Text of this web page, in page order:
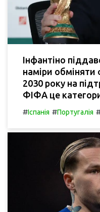
Інфантіно
наміри обміняти
2030 року на
ФІФА це
#Іспанія #Португалія